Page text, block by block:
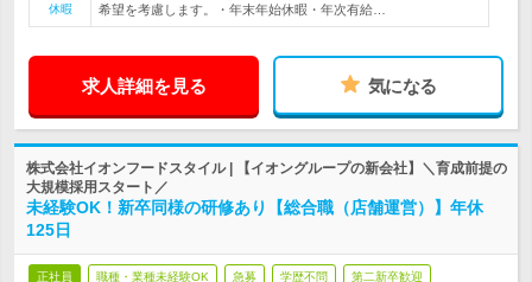
休暇
希望を考慮します。・年末年始休暇・年次有給…
求人詳細を見る 気になる
株式会社イオンフードスタイル | 【イオングループの新会社】＼育成前提の
大規模採用スタート／
未経験OK！新卒同様の研修あり【総合職（店舗運営）】年休
125日
正社員 職種・業種未経験OK 急募 学歴不問 第二新卒歓迎